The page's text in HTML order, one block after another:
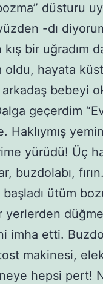
düsturu
-dı
bir uğradım
hayata
bebeyi
geçerdim
Haklıymış
yürüdü! Üç
buzdolabı,
ütüm
yerlerden
imha etti.
makinesi,
hepsi pert!